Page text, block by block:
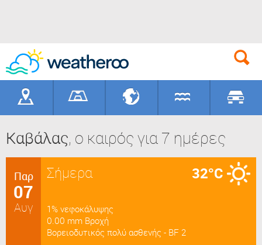
Γεωγραφικά
Καβάλας, ο καιρός για 7 ημέρες
Παρ
07
Αυγ
Σήμερα 32°C
1% νεφοκάλυψης
0.00 mm Βροχή
Βορειοδυτικός πολύ ασθενής - BF 2